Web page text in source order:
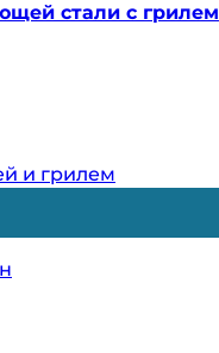
стали с грилем